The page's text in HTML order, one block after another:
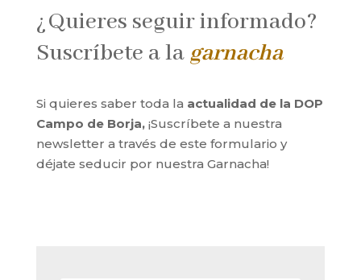
¿Quieres seguir informado?
Suscríbete a la garnacha
Si quieres saber toda la actualidad de la DOP
Campo de Borja,¡Suscríbete a nuestra
newsletter a través de este formulario y
déjate seducir por nuestra Garnacha!